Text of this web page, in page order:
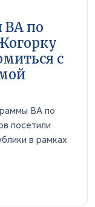
по
с
BA по
посетили
в рамках